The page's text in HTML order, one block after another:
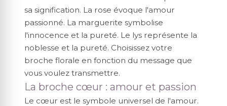
sa signification. La rose évoque l'amour
passionné. La marguerite symbolise
l'innocence et la pureté. Le lys représente la
noblesse et la pureté. Choisissez votre
broche florale en fonction du message que
vous voulez transmettre.
La broche cœur : amour et passion
Le cœur est le symbole universel de l'amour.